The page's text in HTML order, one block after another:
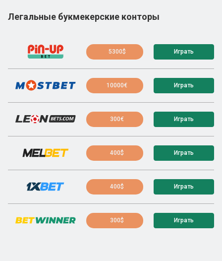
Легальные букмекерские конторы
5300$ Играть
10000€ Играть
300€ Играть
400$ Играть
400$ Играть
300$ Играть